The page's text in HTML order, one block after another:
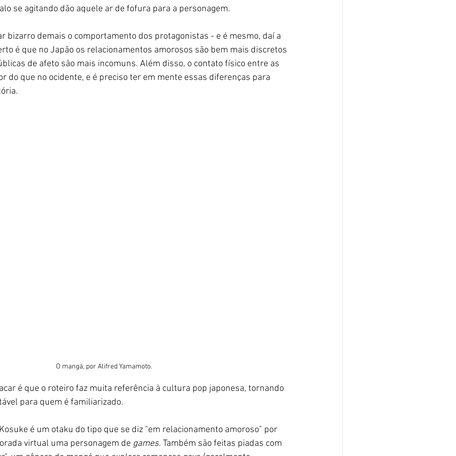
se agitando dão aquele ar de fofura para a personagem.
bizarro demais o comportamento dos protagonistas - e é mesmo, daí a
é que no Japão os relacionamentos amorosos são bem mais discretos
de afeto são mais incomuns. Além disso, o contato físico entre as
do que no ocidente, e é preciso ter em mente essas diferenças para
O mangá, por Alifred Yamamoto.
é que o roteiro faz muita referência à cultura pop japonesa, tornando
para quem é familiarizado.
é um otaku do tipo que se diz "em relacionamento amoroso" por
virtual uma personagem de games. Também são feitas piadas com